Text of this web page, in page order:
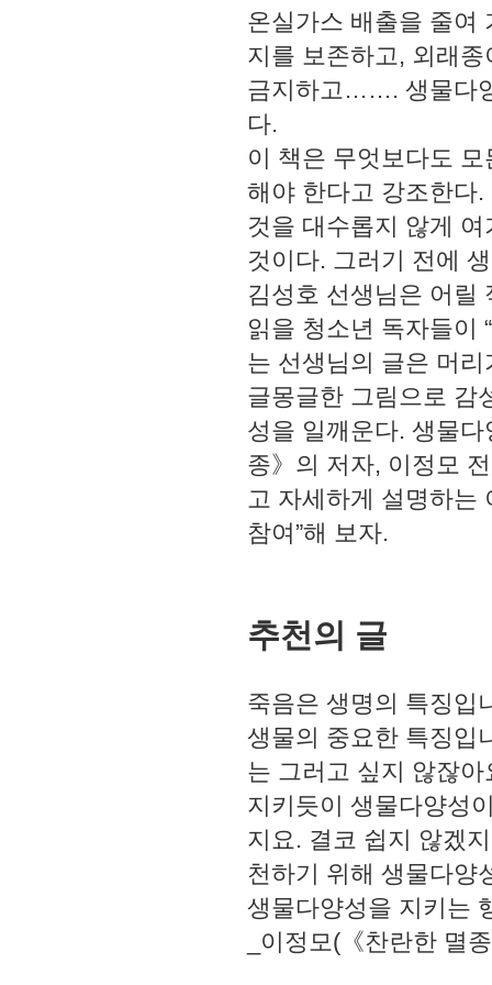
온실가스 배출을 줄여
지를 보존하고, 외래
금지하고……. 생물다
다.
이 책은 무엇보다도
해야 한다고 강조한다
것을 대수롭지 않게
것이다. 그러기 전에
김성호 선생님은 어릴
읽을 청소년 독자들이
는 선생님의 글은 머
글몽글한 그림으로 감
성을 일깨운다. 생물
종》의 저자, 이정모
고 자세하게 설명하는
참여”해 보자.
추천의 글
죽음은 생명의 특징입
생물의 중요한 특징입
는 그러고 싶지 않잖
지키듯이 생물다양성
지요. 결코 쉽지 않겠
천하기 위해 생물다양
생물다양성을 지키는
_이정모(《찬란한 멸